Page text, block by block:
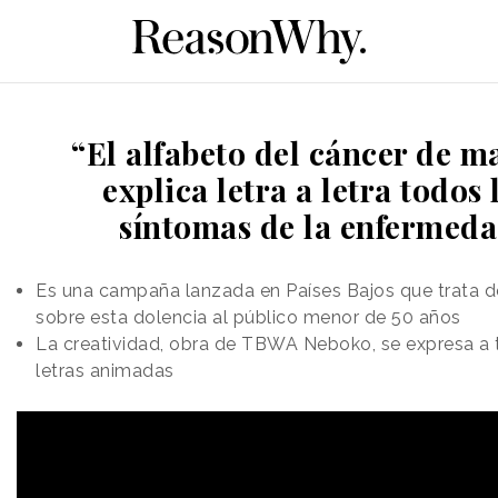
“El alfabeto del cáncer de
explica letra a letra todos
síntomas de la
Es una campaña lanzada en Países Bajos que trata
sobre esta dolencia al público menor de 50 años
La creatividad, obra de TBWA Neboko, se expresa a
letras animadas